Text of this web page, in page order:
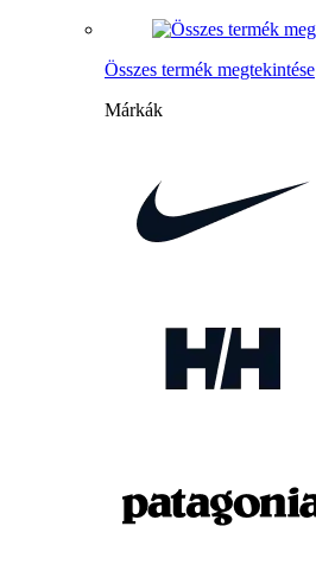
Összes termék megtekintése
Márkák